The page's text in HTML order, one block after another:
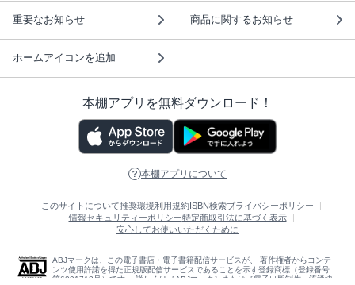
重要なお知らせ 商品に関するお知らせ
ホームアイコンを追加
本棚アプリを無料ダウンロード！
本棚アプリについて
このサイトについて推奨環境利用規約ISBN検索プライバシーポリシー
情報セキュリティーポリシー特定商取引法に基づく表示
安心してお使いいただくために
ABJマークは、この電子書店・電子書籍配信サービスが、 著作権者からコンテ
ンツ使用許諾を得た正規版配信サービスであることを示す登録商標（登録番号
第6091713号）です。 詳しくは［ABJマーク］または［電子出版制作・流通協